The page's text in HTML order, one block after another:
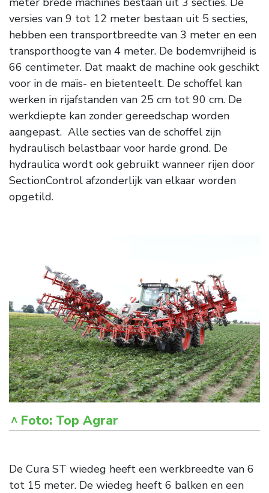
versies van 9 tot 12 meter bestaan uit 5 secties,
hebben een transportbreedte van 3 meter en een
transporthoogte van 4 meter. De bodemvrijheid is
66 centimeter. Dat maakt de machine ook geschikt
voor in de maïs- en bietenteelt. De schoffel kan
werken in rijafstanden van 25 cm tot 90 cm. De
werkdiepte kan zonder gereedschap worden
aangepast. Alle secties van de schoffel zijn
hydraulisch belastbaar voor harde grond. De
hydraulica wordt ook gebruikt wanneer rijen door
SectionControl afzonderlijk van elkaar worden
opgetild.
Foto: Top Agrar
De Cura ST wiedeg heeft een werkbreedte van 6
tot 15 meter. De wiedeg heeft 6 balken en een